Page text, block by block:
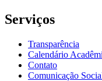
Serviços
Transparência
Calendário
Contato
Comunicação